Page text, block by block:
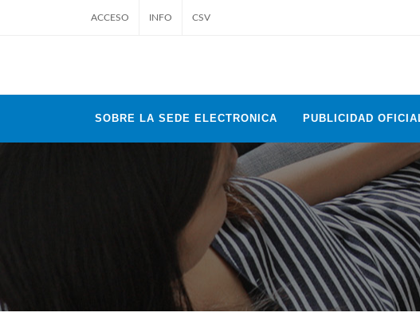
ACCESO INFO CSV
SOBRE LA SEDE ELECTRONICA PUBLICIDAD